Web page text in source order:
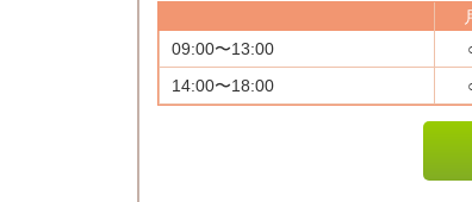
09:00〜13:00
14:00〜18:00